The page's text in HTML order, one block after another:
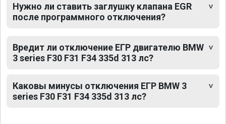
Нужно ли ставить заглушку клапана EGR
после программного отключения?
Вредит ли отключение ЕГР двигателю BMW
3 series F30 F31 F34 335d 313 лс?
Каковы минусы отключения ЕГР BMW 3
series F30 F31 F34 335d 313 лс?